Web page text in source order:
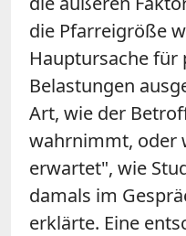
die Pfarreigröße
Hauptursache für
Belastungen
Art, wie der
wahrnimmt, oder
erwartet", wie
damals im
erklärte. Eine